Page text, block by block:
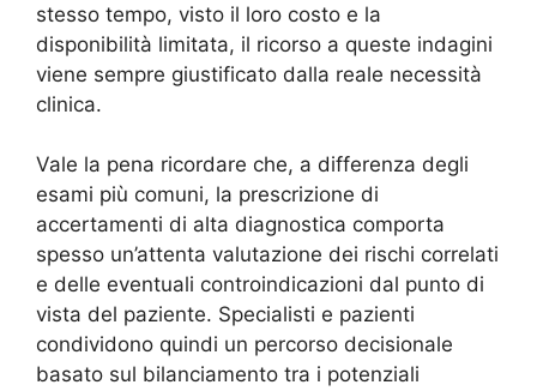
stesso tempo, visto il loro costo e la
disponibilità limitata, il ricorso a queste indagini
viene sempre giustificato dalla reale necessità
clinica.
Vale la pena ricordare che, a differenza degli
esami più comuni, la prescrizione di
accertamenti di alta diagnostica comporta
spesso un’attenta valutazione dei rischi correlati
e delle eventuali controindicazioni dal punto di
vista del paziente. Specialisti e pazienti
condividono quindi un percorso decisionale
basato sul bilanciamento tra i potenziali